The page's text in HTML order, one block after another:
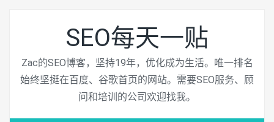
SEO每天一贴
Zac的SEO博客，坚持19年，优化成为生活。唯一排名
始终坚挺在百度、谷歌首页的网站。需要SEO服务、顾
问和培训的公司欢迎找我。